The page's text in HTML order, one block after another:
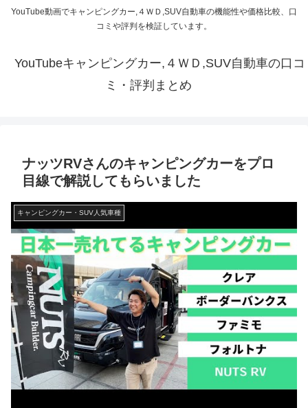
YouTube動画でキャンピングカー,４ＷＤ,SUV自動車の機能性や価格比較、口
コミや評判を検証しています。
YouTubeキャンピングカー,４ＷＤ,SUV自動車の口コ
ミ・評判まとめ
ナッツRVさんのキャンピングカーをプロ
目線で解説してもらいました
キャンピングカー・SUV人気車種